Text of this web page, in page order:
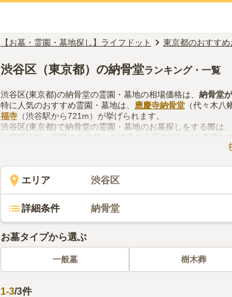
【お墓・霊園・墓地探し】ライフドット 東京都のおすすめ
渋谷区（東京都）の納骨堂ランキング・一覧
渋谷区(東京都)の納骨堂の霊園・墓地の相場価格は、 納骨堂
特に人気のおすすめ霊園・墓地は、 應慶寺納骨堂 （代々木八
福寺 （渋谷駅から721m）が挙げられます。
渋谷区(東京都)で納骨堂の霊園・墓地のお墓探しをする際は
や管理体制、近隣での供花やお線香の入手方法などを考慮
エリア 渋谷区
詳細条件 納骨堂
お墓タイプから選ぶ
一般墓 樹木葬
1-3/3件